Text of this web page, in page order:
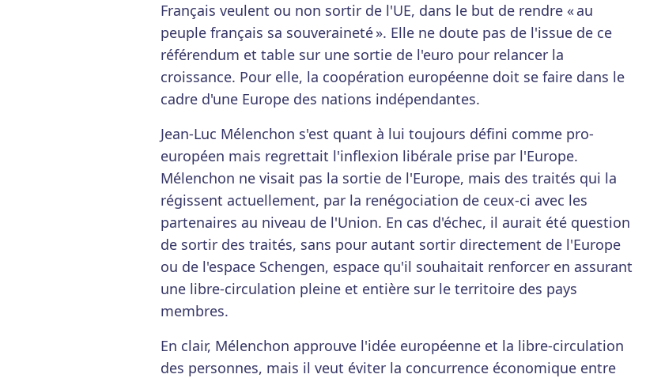
Français veulent ou non sortir de l'UE, dans le but de rendre « au
peuple français sa souveraineté ». Elle ne doute pas de l'issue de ce
référendum et table sur une sortie de l'euro pour relancer la
croissance. Pour elle, la coopération européenne doit se faire dans le
cadre d'une Europe des nations indépendantes.
Jean-Luc Mélenchon s'est quant à lui toujours défini comme pro-
européen mais regrettait l'inflexion libérale prise par l'Europe.
Mélenchon ne visait pas la sortie de l'Europe, mais des traités qui la
régissent actuellement, par la renégociation de ceux-ci avec les
partenaires au niveau de l'Union. En cas d'échec, il aurait été question
de sortir des traités, sans pour autant sortir directement de l'Europe
ou de l'espace Schengen, espace qu'il souhaitait renforcer en assurant
une libre-circulation pleine et entière sur le territoire des pays
membres.
En clair, Mélenchon approuve l'idée européenne et la libre-circulation
des personnes, mais il veut éviter la concurrence économique entre